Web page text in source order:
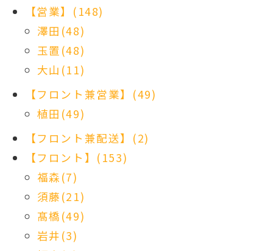
【営業】(148)
澤田(48)
玉置(48)
大山(11)
【フロント兼営業】(49)
植田(49)
【フロント兼配送】(2)
【フロント】(153)
福森(7)
須藤(21)
髙橋(49)
岩井(3)